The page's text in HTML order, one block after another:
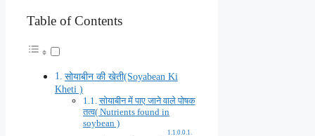
Table of Contents
सोयाबीन की खेती(Soyabean Ki
Kheti )
सोयाबीन में पाए जाने वाले पोषक
तत्व( Nutrients found in
soybean )